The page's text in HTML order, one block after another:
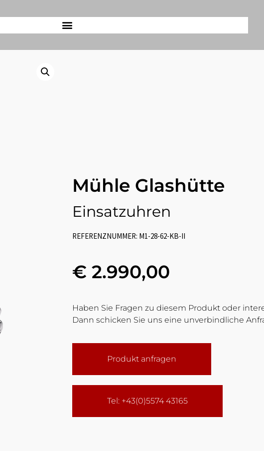
Mühle Glashütte
Einsatzuhren
REFERENZNUMMER: M1-28-62-KB-II
€ 2.990,00
Haben Sie Fragen zu diesem Produkt oder
Dann schicken Sie uns eine unverbindliche
Produkt anfragen
Tel: +43(0)5574 43165